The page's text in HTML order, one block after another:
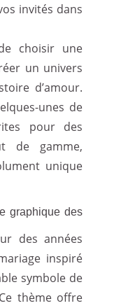
invités dans
choisir une
un univers
d’amour.
unes de
pour des
de gamme,
unique
graphique des
des années
inspiré
symbole de
thème offre